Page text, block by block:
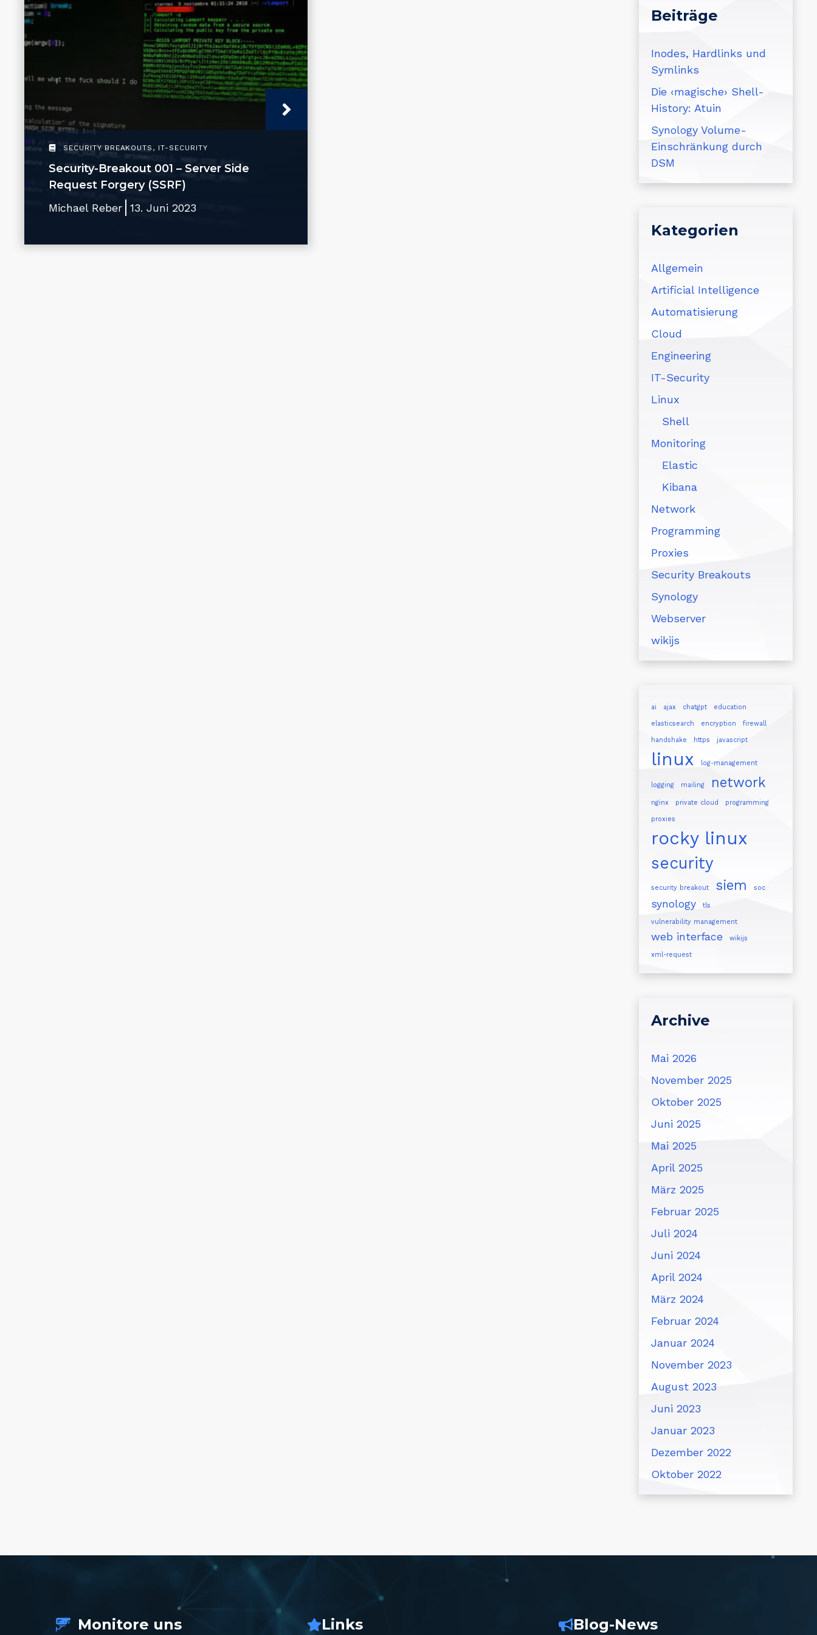
SECURITY BREAKOUTS , IT-SECURITY
Security-Breakout 001 – Server Side
Request Forgery (SSRF)
Michael Reber 13. Juni 2023
Beiträge
Inodes, Hardlinks und
Symlinks
Die ‹magische› Shell-
History: Atuin
Synology Volume-
Einschränkung durch
DSM
Kategorien
Allgemein
Artificial Intelligence
Automatisierung
Cloud
Engineering
IT-Security
Linux
Shell
Monitoring
Elastic
Kibana
Network
Programming
Proxies
Security Breakouts
Synology
Webserver
wikijs
ai ajax chatgpt education
elasticsearch encryption firewall
handshake https javascript
linux log-management
logging mailing network
nginx private cloud programming
proxies
rocky linux
security
security breakout siem soc
synology tls
vulnerability management
web interface wikijs
xml-request
Archive
Mai 2026
November 2025
Oktober 2025
Juni 2025
Mai 2025
April 2025
März 2025
Februar 2025
Juli 2024
Juni 2024
April 2024
März 2024
Februar 2024
Januar 2024
November 2023
August 2023
Juni 2023
Januar 2023
Dezember 2022
Oktober 2022
Monitore uns Links Blog-News